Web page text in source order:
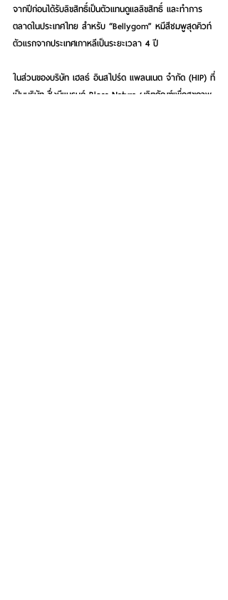
จากปีก่อนได้รับลิขสิทธิ์เป็นตัวแทนดูแลลิขสิทธิ์ และทำการ
ตลาดในประเทศไทย สำหรับ “Bellygom” หมีสีชมพูสุดคิวท์
ตัวแรกจากประเทศเกาหลีเป็นระยะเวลา 4 ปี
ในส่วนของบริษัท เฮลธ์ อินสไปร์ด แพลนเนต จำกัด (HIP) ที่
เป็นบริษัท ซึ่งมีแบรนด์ Bloss Natura ผลิตภัณฑ์เพื่อสุขภาพ